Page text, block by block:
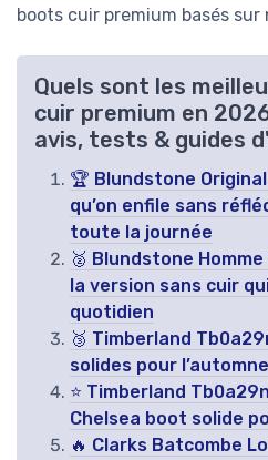
boots cuir premium basés sur
Quels sont les
cuir premium en
avis, tests & guides
🏆 Blundstone
qu’on enfile sans
toute la journée
🥈 Blundstone
la version sans cuir
quotidien
🥉 Timberland
solides pour
⭐ Timberland
Chelsea boot solide
🔥 Clarks Batcombe